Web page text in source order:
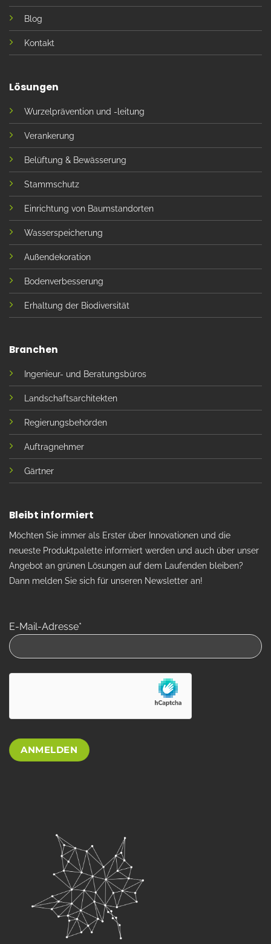
Blog
Kontakt
Lösungen
Wurzelprävention und -leitung
Verankerung
Belüftung & Bewässerung
Stammschutz
Einrichtung von Baumstandorten
Wasserspeicherung
Außendekoration
Bodenverbesserung
Erhaltung der Biodiversität
Branchen
Ingenieur- und Beratungsbüros
Landschaftsarchitekten
Regierungsbehörden
Auftragnehmer
Gärtner
Bleibt informiert
Möchten Sie immer als Erster über Innovationen und die
neueste Produktpalette informiert werden und auch über unser
Angebot an grünen Lösungen auf dem Laufenden bleiben?
Dann melden Sie sich für unseren Newsletter an!
E-Mail-Adresse*